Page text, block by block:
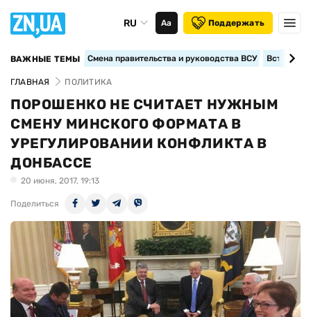
RU Аа Поддержать
ВАЖНЫЕ ТЕМЫ Смена правительства и руководства ВСУ
ГЛАВНАЯ ПОЛИТИКА
ПОРОШЕНКО НЕ СЧИТАЕТ НУЖНЫМ
СМЕНУ МИНСКОГО ФОРМАТА В
УРЕГУЛИРОВАНИИ КОНФЛИКТА В
ДОНБАССЕ
20 июня, 2017, 19:13
Поделиться